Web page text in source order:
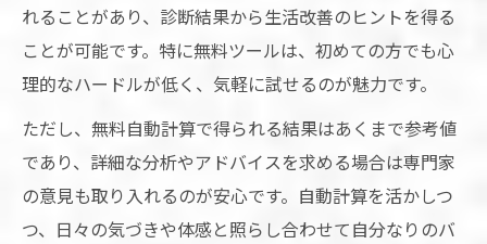
れることがあり、診断結果から生活改善のヒントを得る
ことが可能です。特に無料ツールは、初めての方でも心
理的なハードルが低く、気軽に試せるのが魅力です。
ただし、無料自動計算で得られる結果はあくまで参考値
であり、詳細な分析やアドバイスを求める場合は専門家
の意見も取り入れるのが安心です。自動計算を活かしつ
つ、日々の気づきや体感と照らし合わせて自分なりのバ